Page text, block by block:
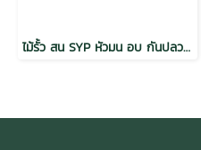
ไม้รั้ว สน SYP หัวมน อบ กันปลวก เกรดพรีเมี่ยม